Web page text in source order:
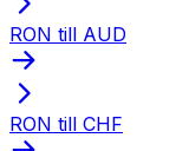
RON till AUD
RON till CHF